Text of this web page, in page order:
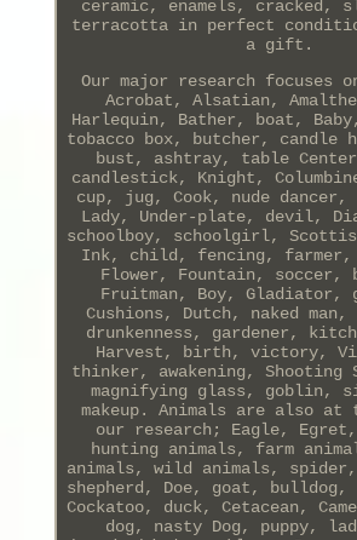
ceramic, enamels, cracked,
terracotta in perfect
a gift.
Our major research focuses
Acrobat, Alsatian,
Harlequin, Bather, boat,
tobacco box, butcher, candle
bust, ashtray, table Center,
candlestick, Knight,
cup, jug, Cook, nude dancer,
Lady, Under-plate, devil,
schoolboy, schoolgirl,
Ink, child, fencing,
Flower, Fountain, soccer,
Fruitman, Boy, Gladiator,
Cushions, Dutch, naked
drunkenness, gardener,
Harvest, birth, victory,
thinker, awakening, Shooting
magnifying glass, goblin,
makeup. Animals are also
our research; Eagle, Egret,
hunting animals, farm
animals, wild animals, spider,
shepherd, Doe, goat,
Cockatoo, duck, Cetacean,
dog, nasty Dog, puppy,